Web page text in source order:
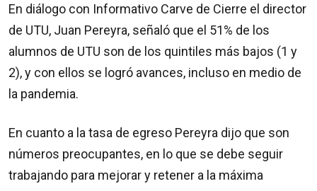
En diálogo con Informativo Carve de Cierre el director
de UTU, Juan Pereyra, señaló que el 51% de los
alumnos de UTU son de los quintiles más bajos (1 y
2), y con ellos se logró avances, incluso en medio de
la pandemia.
En cuanto a la tasa de egreso Pereyra dijo que son
números preocupantes, en lo que se debe seguir
trabajando para mejorar y retener a la máxima